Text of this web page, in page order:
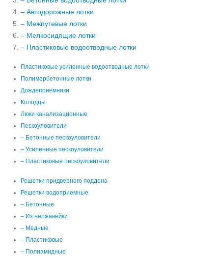
– Автодорожные лотки
– Межпутевые лотки
– Мелкосидящие лотки
– Пластиковые водоотводные лотки
Пластиковые усиленные водоотводные лотки
Полимербетонные лотки
Дождеприемники
Колодцы
Люки канализационные
Пескоуловители
– Бетонные пескоуловители
– Усиленные пескоуловители
– Пластиковые пескоуловители
Решетки придверного поддона
Решетки водоприемные
– Бетонные
– Из нержавейки
– Медные
– Пластиковые
– Полиамидные